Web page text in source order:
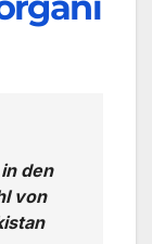
den
von